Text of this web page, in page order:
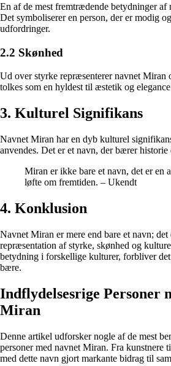
En af de mest fremtrædende betydninger af
Det symboliserer en person, der er modig
udfordringer.
2.2 Skønhed
Ud over styrke repræsenterer navnet Miran
tolkes som en hyldest til æstetik og
3. Kulturel Signifikans
Navnet Miran har en dyb kulturel
anvendes. Det er et navn, der bærer
Miran er ikke bare et navn, det er en
løfte om fremtiden. – Ukendt
4. Konklusion
Navnet Miran er mere end bare et navn; det
repræsentation af styrke, skønhed og
betydning i forskellige kulturer, forbliver
bære.
Indflydelsesrige Personer
Miran
Denne artikel udforsker nogle af de mest
personer med navnet Miran. Fra kunstnere
med dette navn gjort markante bidrag til